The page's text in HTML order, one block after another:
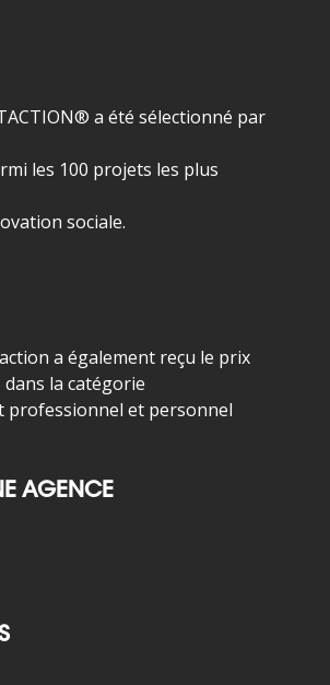
a été sélectionné par
les 100 projets les plus
sociale.
a également reçu le prix
dans la catégorie
professionnel et personnel
AGENCE